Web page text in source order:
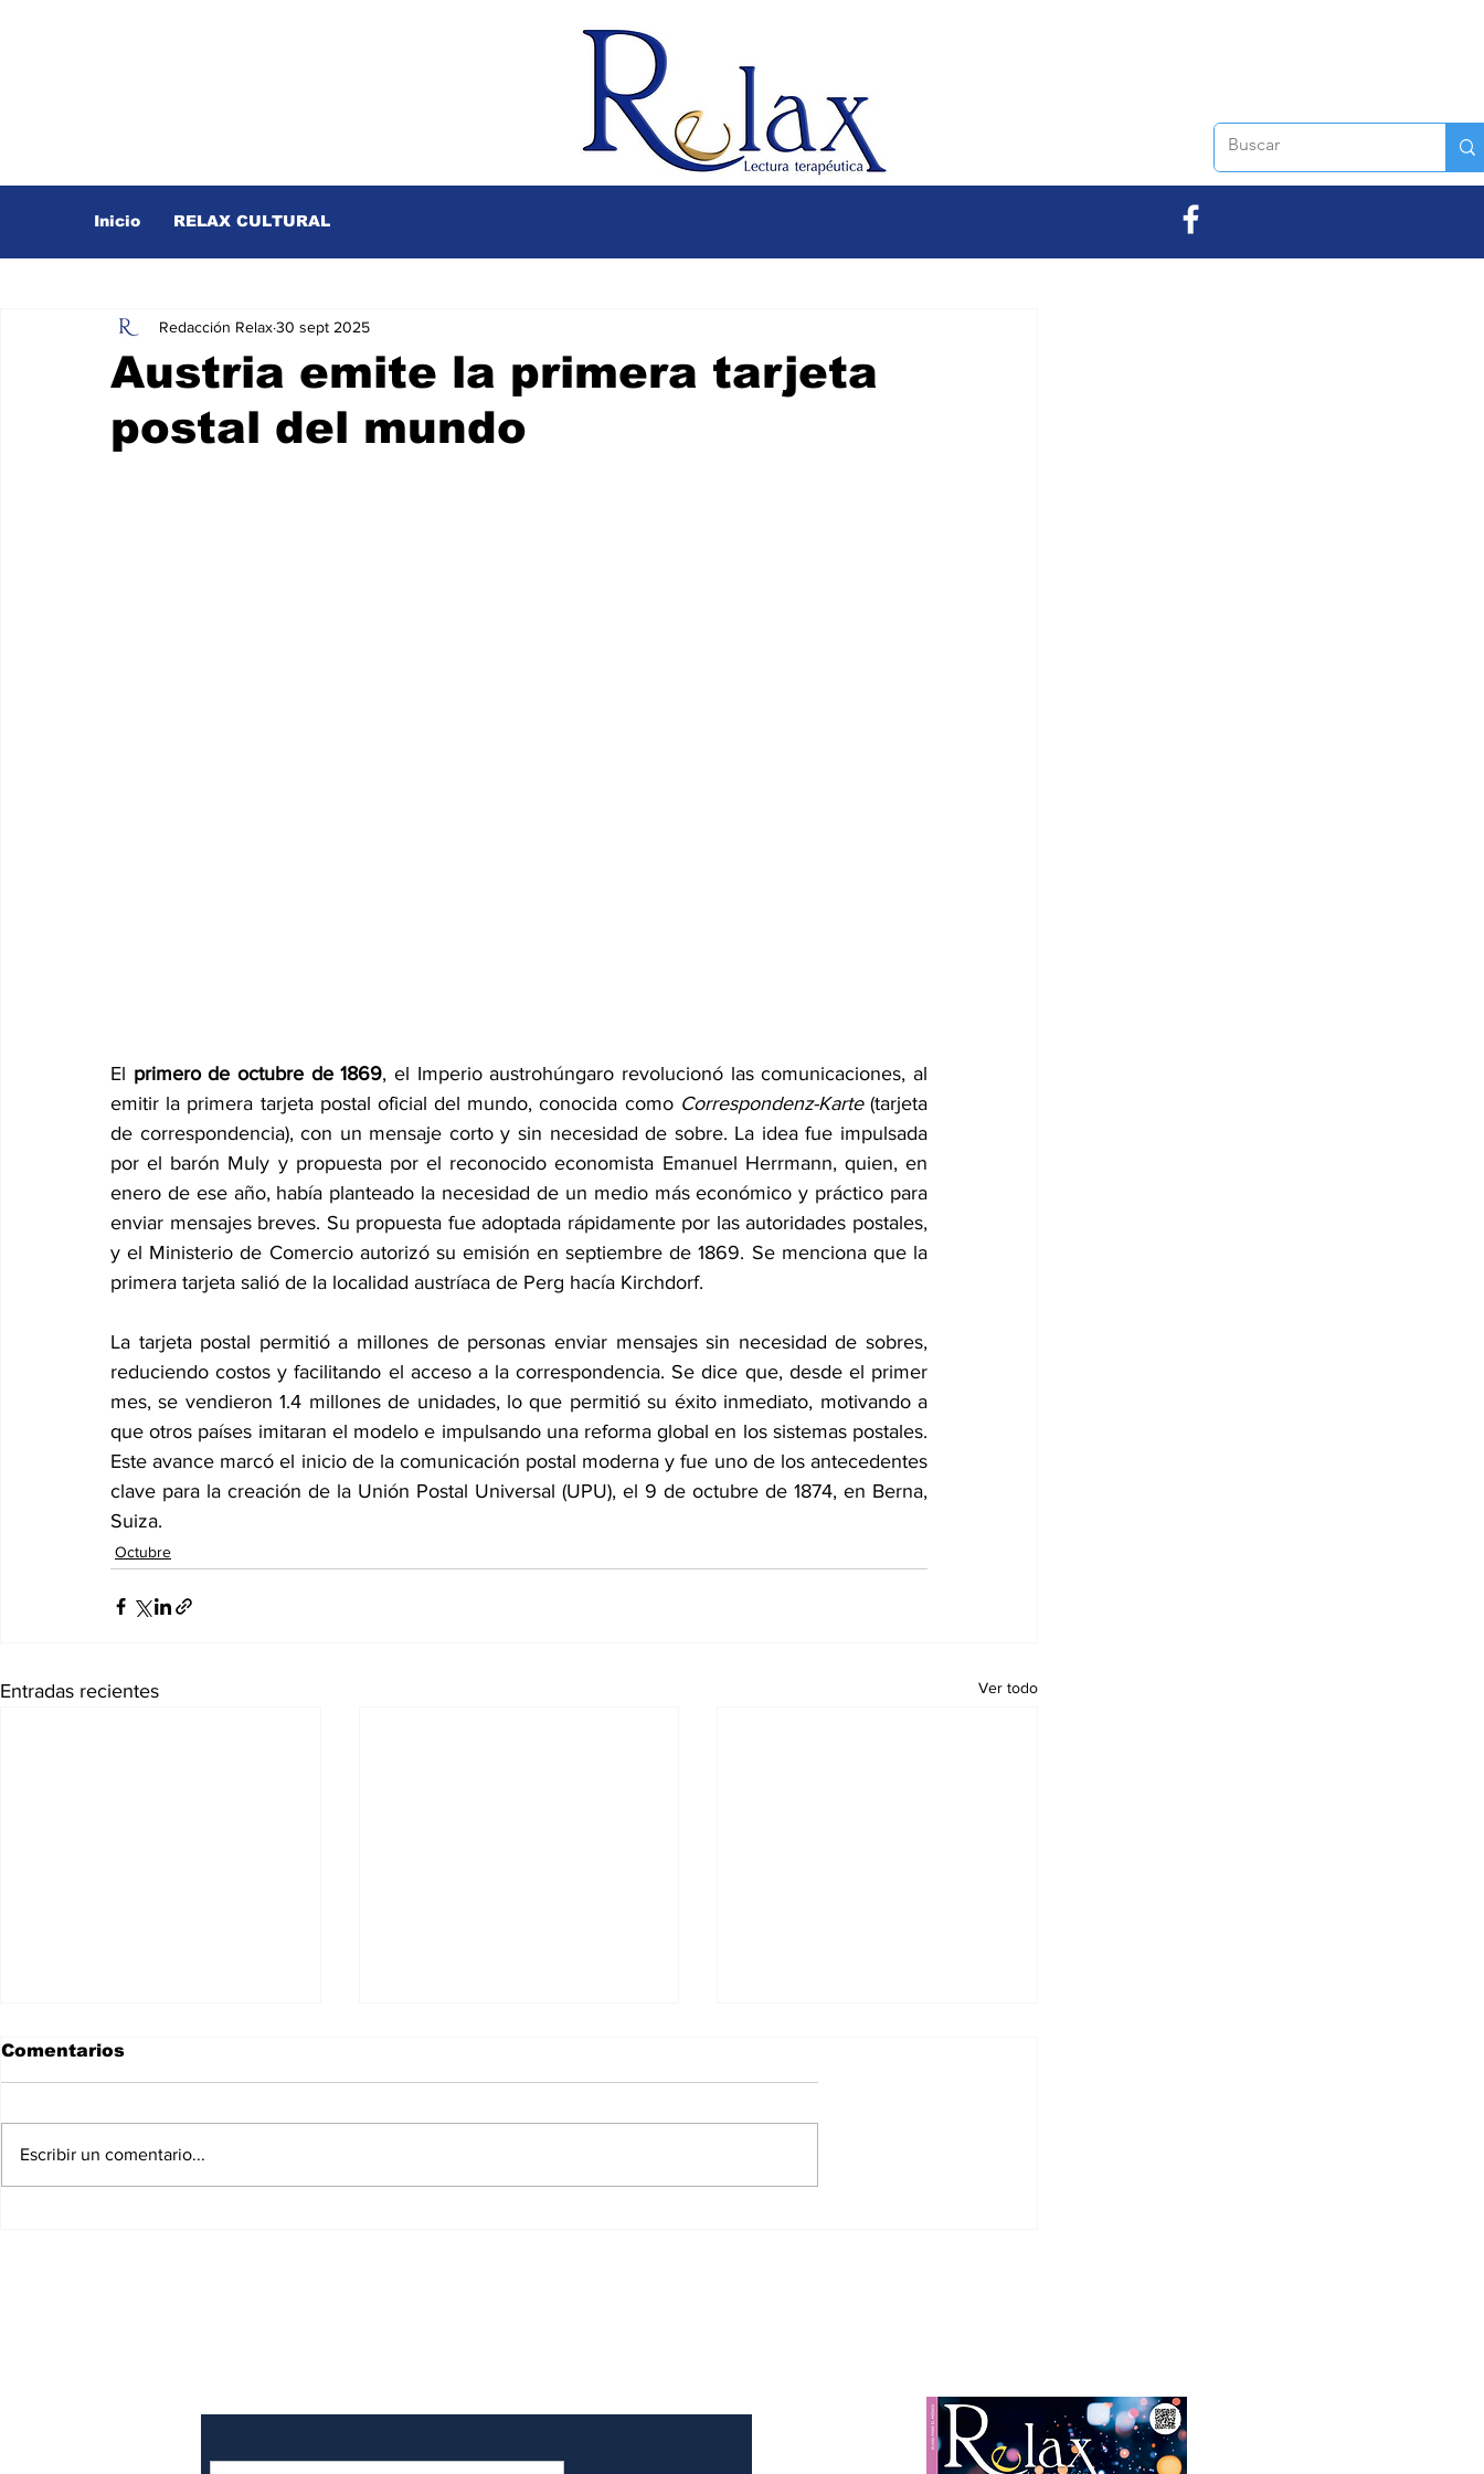
Inicio RELAX CULTURAL
Austria emite la primera tarjeta
postal del mundo
Redacción Relax30 sept 2025
El primero de octubre de 1869, el Imperio austrohúngaro revolucionó las comunicaciones, al
emitir la primera tarjeta postal oficial del mundo, conocida como Correspondenz-Karte (tarjeta
de correspondencia), con un mensaje corto y sin necesidad de sobre. La idea fue impulsada
por el barón Muly y propuesta por el reconocido economista Emanuel Herrmann, quien, en
enero de ese año, había planteado la necesidad de un medio más económico y práctico para
enviar mensajes breves. Su propuesta fue adoptada rápidamente por las autoridades postales,
y el Ministerio de Comercio autorizó su emisión en septiembre de 1869. Se menciona que la
primera tarjeta salió de la localidad austríaca de Perg hacía Kirchdorf.
La tarjeta postal permitió a millones de personas enviar mensajes sin necesidad de sobres,
reduciendo costos y facilitando el acceso a la correspondencia. Se dice que, desde el primer
mes, se vendieron 1.4 millones de unidades, lo que permitió su éxito inmediato, motivando a
que otros países imitaran el modelo e impulsando una reforma global en los sistemas postales.
Este avance marcó el inicio de la comunicación postal moderna y fue uno de los antecedentes
clave para la creación de la Unión Postal Universal (UPU), el 9 de octubre de 1874, en Berna,
Suiza.
Octubre
Entradas recientes Ver todo
Comentarios
Escribir un comentario...